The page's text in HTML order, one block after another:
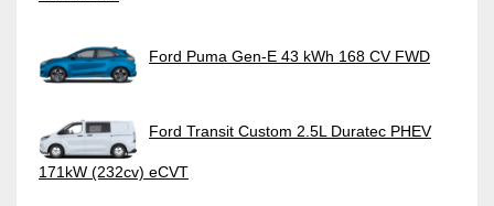
Ford Puma Gen-E 43 kWh 168 CV FWD
Ford Transit Custom 2.5L Duratec PHEV
171kW (232cv) eCVT